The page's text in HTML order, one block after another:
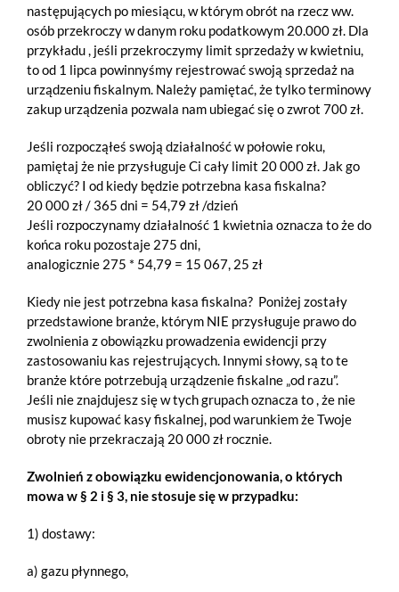
następujących po miesiącu, w którym obrót na rzecz ww.
osób przekroczy w danym roku podatkowym 20.000 zł. Dla
przykładu , jeśli przekroczymy limit sprzedaży w kwietniu,
to od 1 lipca powinnyśmy rejestrować swoją sprzedaż na
urządzeniu fiskalnym. Należy pamiętać, że tylko terminowy
zakup urządzenia pozwala nam ubiegać się o zwrot 700 zł.
Jeśli rozpocząłeś swoją działalność w połowie roku,
pamiętaj że nie przysługuje Ci cały limit 20 000 zł. Jak go
obliczyć? I od kiedy będzie potrzebna kasa fiskalna?
20 000 zł / 365 dni = 54,79 zł /dzień
Jeśli rozpoczynamy działalność 1 kwietnia oznacza to że do
końca roku pozostaje 275 dni,
analogicznie 275 * 54,79 = 15 067, 25 zł
Kiedy nie jest potrzebna kasa fiskalna? Poniżej zostały
przedstawione branże, którym NIE przysługuje prawo do
zwolnienia z obowiązku prowadzenia ewidencji przy
zastosowaniu kas rejestrujących. Innymi słowy, są to te
branże które potrzebują urządzenie fiskalne „od razu”.
Jeśli nie znajdujesz się w tych grupach oznacza to , że nie
musisz kupować kasy fiskalnej, pod warunkiem że Twoje
obroty nie przekraczają 20 000 zł rocznie.
Zwolnień z obowiązku ewidencjonowania, o których
mowa w § 2 i § 3, nie stosuje się w przypadku:
1) dostawy:
a) gazu płynnego,